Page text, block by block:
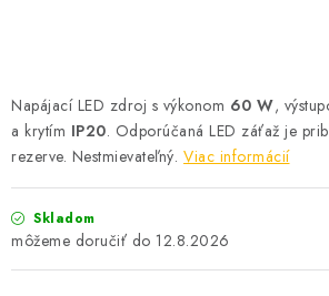
KONTAKTY
O NÁS - MEGALED & JANTON
Reklamácie a formulár na odstúpenie od
Napájací LED zdroj s výkonom 60 W,
a krytím IP20. Odporúčaná LED záťaž je
rezerve. Nestmievateľný. Viac informácií
Skladom
12.8.2026